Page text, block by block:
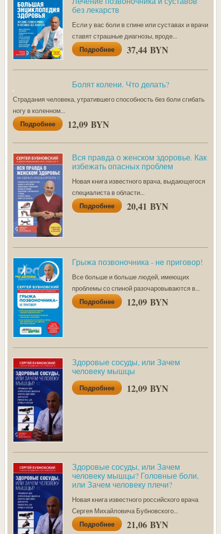
без лекарств
Если у вас боли в спине или суставах и врачи
ставят страшные диагнозы, вроде...
Подробнее 37,44 BYN
Болят колени. Что делать?
Страдания человека, утратившего способность без боли сгибать
ногу в коленном...
Подробнее 12,09 BYN
Вся правда о женском здоровье. Как
избежать опасных проблем
Новая книга известного врача, выдающегося
специалиста в области...
Подробнее 20,41 BYN
Грыжа позвоночника - не приговор!
Все больше и больше людей, имеющих
проблемы со спиной разочаровываются в...
Подробнее 12,09 BYN
Здоровые сосуды, или Зачем
человеку мышцы
Подробнее 12,09 BYN
Здоровые сосуды, или Зачем
человеку мышцы? Головные боли,
или Зачем человеку плечи?
Новая книга известного российского врача
Сергея Михайловича Бубновского...
Подробнее 21,06 BYN